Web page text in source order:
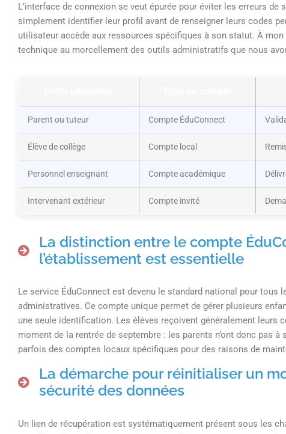
L’interface de connexion se veut épurée pour éviter les erreurs
simplement identifier leur profil avant de renseigner leurs codes
utilisateur accède aux ressources spécifiques à son statut. À
technique au morcellement des outils administratifs que nous
Parent ou tuteur Compte ÉduConnect
Élève de collège Compte local
Personnel enseignant Compte académique
Intervenant extérieur Compte invité
La distinction entre le compte
l’établissement est essentielle
Le service ÉduConnect est devenu le standard national pour
administratives. Ce compte unique permet de gérer plusieurs
une seule identification. Les élèves reçoivent généralement leurs
moment de la rentrée de septembre : les parents n’ont donc pas
parfois des comptes locaux spécifiques pour des raisons de
La démarche pour réinitialiser un
sécurité des données
Un lien de récupération est systématiquement présent sous les